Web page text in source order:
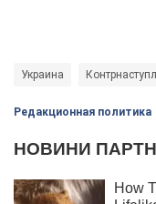
Украина
Редакционная политика